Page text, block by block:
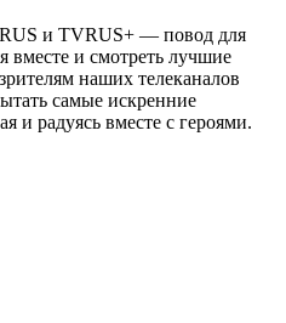
и TVRUS+ — повод для
вместе и смотреть лучшие
наших телеканалов
самые искренние
и радуясь вместе с героями.